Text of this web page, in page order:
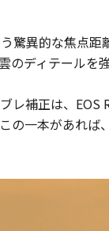
驚異的な焦点距
のディテールを
補正は、EOS
一本があれば